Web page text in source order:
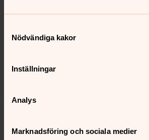
Nödvändiga kakor
Inställningar
Analys
Marknadsföring och sociala medier
Senast ändrad 22 april 2026
gotene.pastorat@svenskakyrkan.se